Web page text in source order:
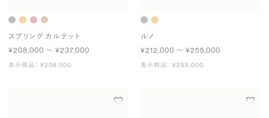
スプリング カルテット
¥208,000 〜 ¥237,000
表示商品： ¥208,000
ルノ
¥212,000 〜 ¥255,000
表示商品： ¥255,000